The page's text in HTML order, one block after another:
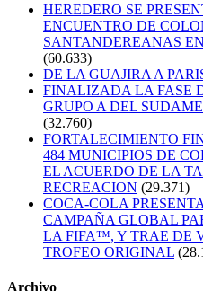
HEREDERO SE
ENCUENTRO DE
SANTANDEREANAS
(60.633)
DE LA GUAJIRA A
FINALIZADA LA FASE
GRUPO A DEL
(32.760)
FORTALECIMIENTO
484 MUNICIPIOS DE
EL ACUERDO DE LA
RECREACION (29.371)
COCA-COLA
CAMPAÑA GLOBAL
LA FIFA™, Y TRAE DE
TROFEO ORIGINAL
Archivo